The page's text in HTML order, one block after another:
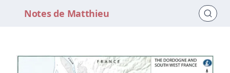
Notes de Matthieu